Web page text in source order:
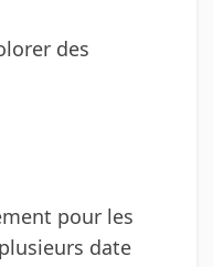
des
pour les
date